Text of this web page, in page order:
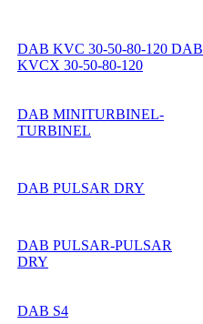
DAB KVC 30-50-80-120 DAB
KVCX 30-50-80-120
DAB MINITURBINEL-
TURBINEL
DAB PULSAR DRY
DAB PULSAR-PULSAR
DRY
DAB S4